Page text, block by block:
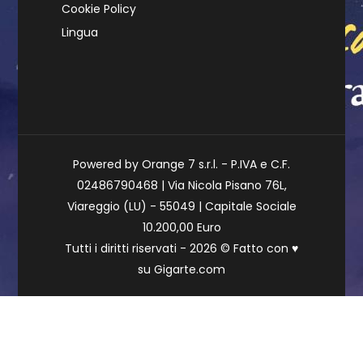
Cookie Policy
Lingua
Powered by Orange 7 s.r.l. - P.IVA e C.F.
02486790468 | Via Nicola Pisano 76L,
Viareggio (LU) - 55049 | Capitale Sociale
10.200,00 Euro
Tutti i diritti riservati - 2026 © Fatto con ♥
su Gigarte.com